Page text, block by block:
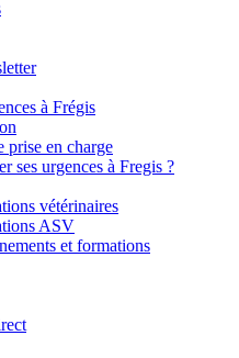
à Frégis
prise en charge
ses urgences à Fregis ?
vétérinaires
ASV
et formations